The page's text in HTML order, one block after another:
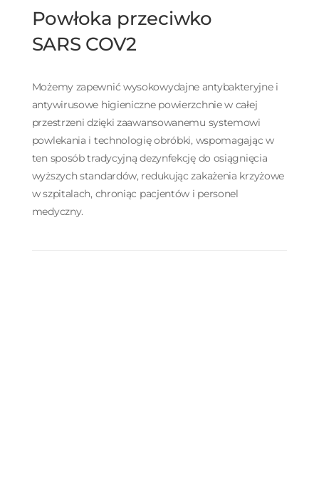
Powłoka przeciwko
SARS COV2
Możemy zapewnić wysokowydajne antybakteryjne i
antywirusowe higieniczne powierzchnie w całej
przestrzeni dzięki zaawansowanemu systemowi
powlekania i technologię obróbki, wspomagając w
ten sposób tradycyjną dezynfekcję do osiągnięcia
wyższych standardów, redukując zakażenia krzyżowe
w szpitalach, chroniąc pacjentów i personel
medyczny.